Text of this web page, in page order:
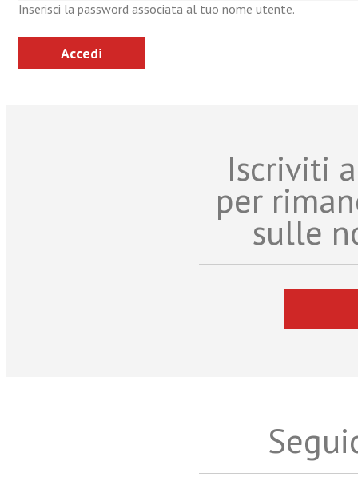
Inserisci la password associata al tuo nome utente.
Iscriviti
per
sulle